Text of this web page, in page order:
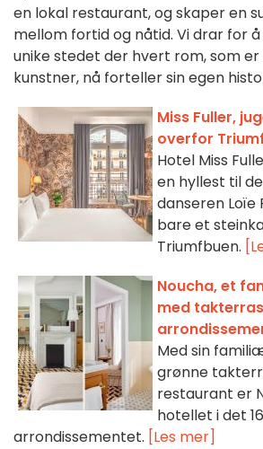
en lokal restaurant, og skaper en
mellom fortid og nåtid. Vi drar for
unike stedet der hvert rom, som
kunstner, nå forteller sin egen
Miss Fuller,
overfor
Hotel Miss
en hyllest til
danseren Loïe
bare et
Triumfbuen.
Noucha, et
med
Med sin
grønne
restaurant er
hotellet i det
arrondissementet. [Les mer]